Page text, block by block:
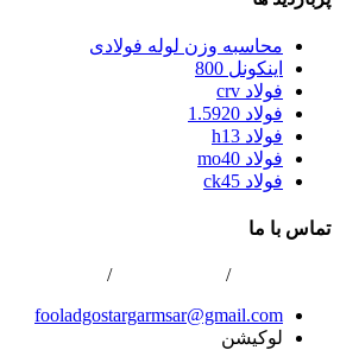
محاسبه وزن لوله فولادی
اینکونل 800
فولاد crv
فولاد 1.5920
فولاد h13
فولاد mo40
فولاد ck45
تماس با ما
/
/
fooladgostargarmsar@gmail.com
لوکیشن